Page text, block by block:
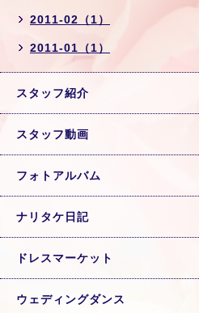
2011-02（1）
2011-01（1）
スタッフ紹介
スタッフ動画
フォトアルバム
ナリタケ日記
ドレスマーケット
ウェディングダンス